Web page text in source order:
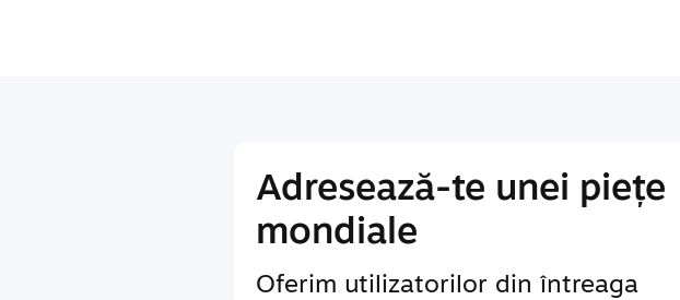
Adresează-te unei piețe
mondiale
Oferim utilizatorilor din întreaga